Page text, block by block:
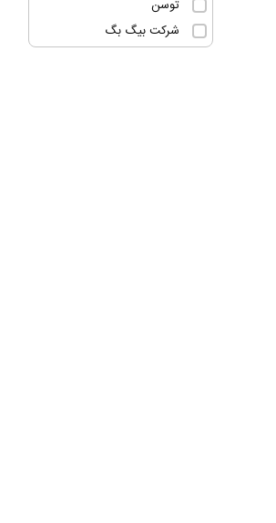
توسن
شرکت بیگ بگ